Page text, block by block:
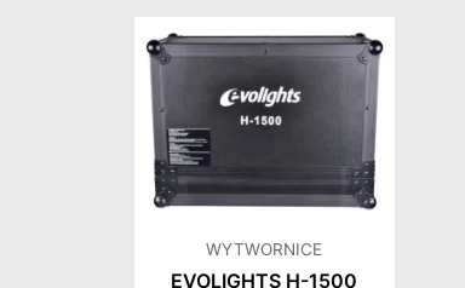
WYTWORNICE
EVOLIGHTS H-1500